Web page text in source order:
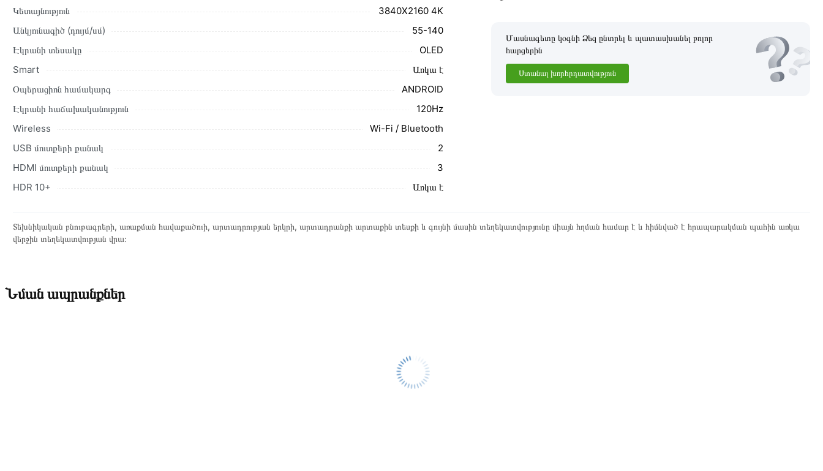
Կետայնություն
3840X2160 4K
Անկյունագիծ (դույմ/սմ)
55-140
Էկրանի տեսակը
OLED
Smart
Առկա է
Օպերացիոն համակարգ
ANDROID
Էկրանի հաճախականություն
120Hz
Wireless
Wi-Fi / Bluetooth
USB մուտքերի քանակ
2
HDMI մուտքերի քանակ
3
HDR 10+
Առկա է
Մասնագետը կօգնի Ձեզ ընտրել և պատասխանել բոլոր
հարցերին
Ստանալ խորհրդատվություն
Տեխնիկական բնութագրերի, առաքման հավաքածուի, արտադրության երկրի, արտադրանքի արտաքին տեսքի և գույնի մասին տեղեկատվությունը միայն հղման համար է և հիմնված է հրապարակման պահին առկա
վերջին տեղեկատվության վրա։
Նման ապրանքներ